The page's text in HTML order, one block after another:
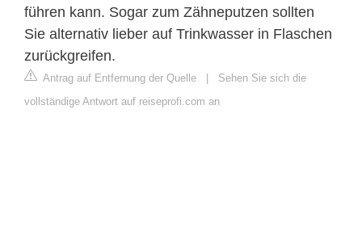
führen kann. Sogar zum Zähneputzen sollten
Sie alternativ lieber auf Trinkwasser in Flaschen
zurückgreifen.
Antrag auf Entfernung der Quelle
Sehen Sie sich die
vollständige Antwort auf reiseprofi.com an